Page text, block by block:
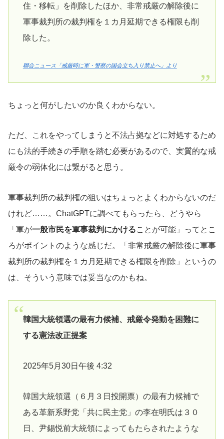
住・移転」を削除したほか、非常戒厳の解除後に
軍事裁判所の裁判権を１カ月延期できる権限も削
除した。
聯合ニュース「戒厳時に軍・警察の国会立ち入り禁止へ」より
ちょっと何がしたいのか良くわからない。
ただ、これをやってしまうと不法占拠などに対処するため
にも法的手続きの手順を踏む必要があるので、実質的な戒
厳令の弱体化には繋がると思う。
軍事裁判所の裁判権の狙いはちょっとよくわからないのだ
けれど……。ChatGPTに調べてもらったら、どうやら
「軍が一般市民を軍事裁判にかけることが可能」ってとこ
ろがポイントのような感じだ。「非常戒厳の解除後に軍事
裁判所の裁判権を１カ月延期できる権限を削除」というの
は、そういう意味では妥当なのかもね。
韓国大統領選の最有力候補、戒厳令発動を困難に
する憲法改正提案
2025年5月30日午後 4:32
韓国大統領選（６月３日投開票）の最有力候補で
ある革新系野党「共に民主党」の李在明氏は３０
日、尹錫悦前大統領によってもたらされたような